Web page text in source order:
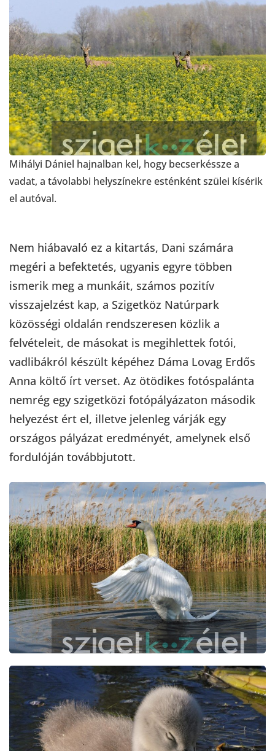
Mihályi Dániel hajnalban kel, hogy becserkéssze a
vadat, a távolabbi helyszínekre esténként szülei kísérik
el autóval.
Nem hiábavaló ez a kitartás, Dani számára
megéri a befektetés, ugyanis egyre többen
ismerik meg a munkáit, számos pozitív
visszajelzést kap, a Szigetköz Natúrpark
közösségi oldalán rendszeresen közlik a
felvételeit, de másokat is megihlettek fotói,
vadlibákról készült képéhez Dáma Lovag Erdős
Anna költő írt verset. Az ötödikes fotóspalánta
nemrég egy szigetközi fotópályázaton második
helyezést ért el, illetve jelenleg várják egy
országos pályázat eredményét, amelynek első
fordulóján továbbjutott.